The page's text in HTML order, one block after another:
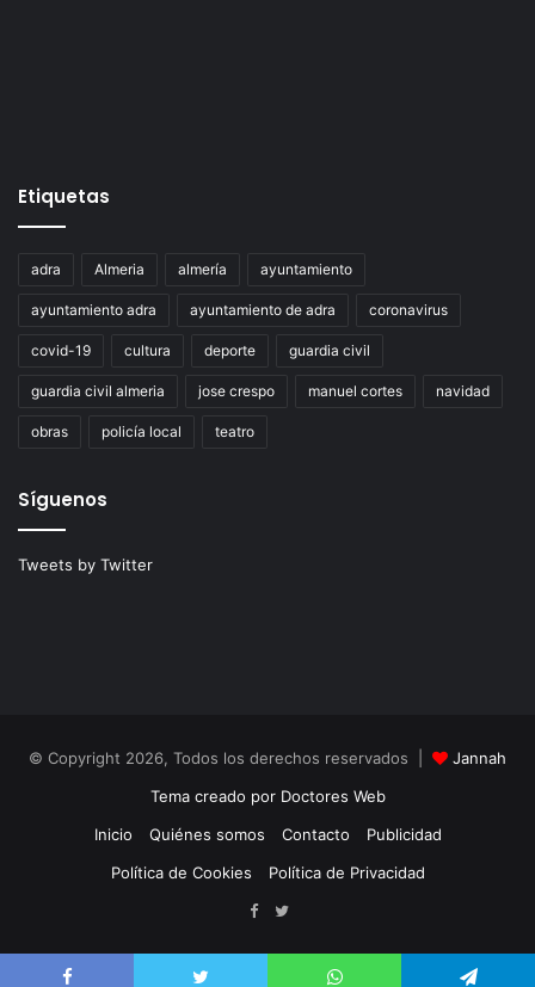
Etiquetas
adra Almeria almería ayuntamiento
ayuntamiento adra ayuntamiento de adra coronavirus
covid-19 cultura deporte guardia civil
guardia civil almeria jose crespo manuel cortes navidad
obras policía local teatro
Síguenos
Tweets by Twitter
© Copyright 2026, Todos los derechos reservados |
Jannah
Tema creado por Doctores Web
Inicio
Quiénes somos Contacto
Publicidad
Política de Cookies
Política de Privacidad
Facebook
Twitter